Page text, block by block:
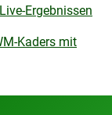
Ergebnissen
Kaders mit